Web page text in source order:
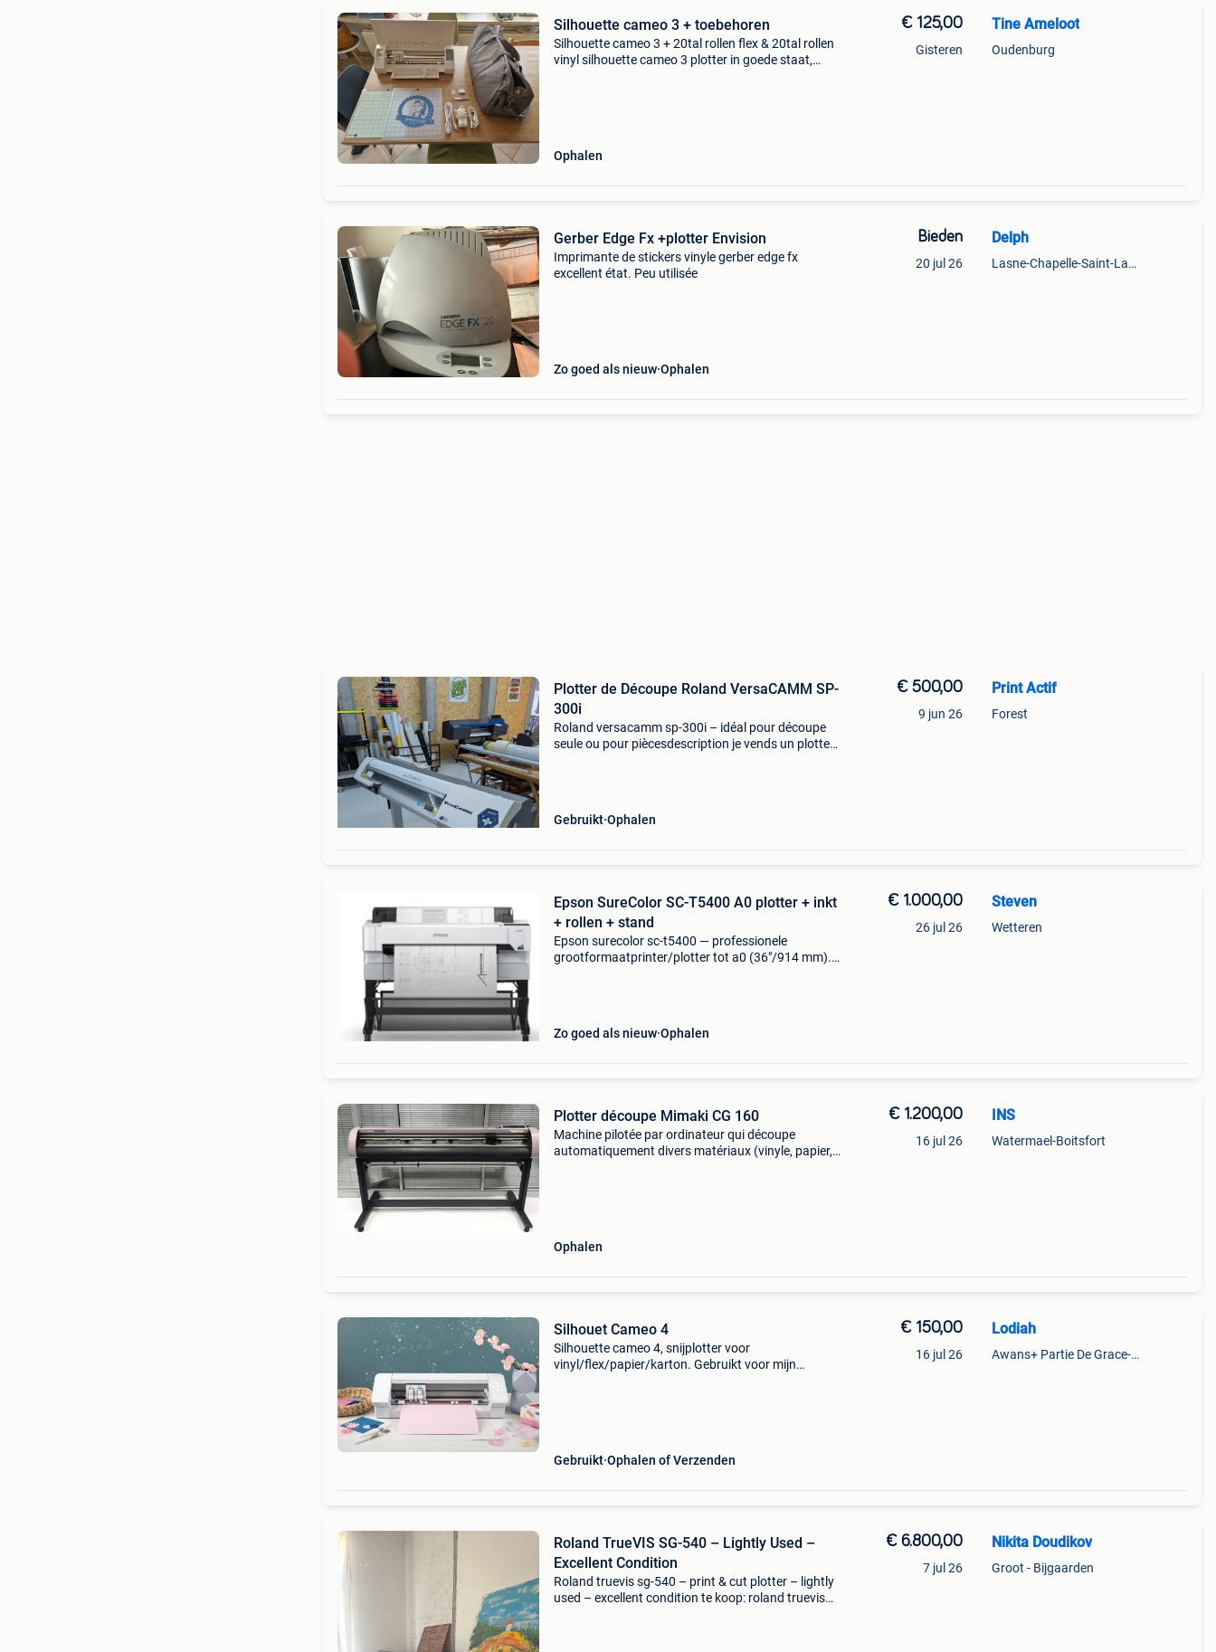
Silhouette cameo 3 + toebehoren
Silhouette cameo 3 + 20tal rollen flex & 20tal rollen
vinyl silhouette cameo 3 plotter in goede staat,
Ophalen
€ 125,00
Gisteren
Tine Ameloot
Oudenburg
Gerber Edge Fx +plotter Envision
Imprimante de stickers vinyle gerber edge fx
excellent état. Peu utilisée
Zo goed als nieuw Ophalen
Bieden
20 jul 26
Delph
Lasne-Chapelle-Saint-Lambert
Plotter de Découpe Roland VersaCAMM SP-
300i
Roland versacamm sp-300i – idéal pour découpe
seule ou pour piècesdescription je vends un plotter
Gebruikt Ophalen
€ 500,00
9 jun 26
Print Actif
Forest
Epson SureColor SC-T5400 A0 plotter + inkt
+ rollen + stand
Epson surecolor sc-t5400 — professionele
grootformaatprinter/plotter tot a0 (36"/914 mm).
Zo goed als nieuw Ophalen
€ 1.000,00
26 jul 26
Steven
Wetteren
Plotter découpe Mimaki CG 160
Machine pilotée par ordinateur qui découpe
automatiquement divers matériaux (vinyle, papier,
Ophalen
€ 1.200,00
16 jul 26
INS
Watermael-Boitsfort
Silhouet Cameo 4
Silhouette cameo 4, snijplotter voor
vinyl/flex/papier/karton. Gebruikt voor mijn
Gebruikt Ophalen of Verzenden
€ 150,00
16 jul 26
Lodiah
Awans+ Partie De Grace-Hollogne
Roland TrueVIS SG-540 – Lightly Used –
Excellent Condition
Roland truevis sg-540 – print & cut plotter – lightly
used – excellent condition te koop: roland truevis
€ 6.800,00
7 jul 26
Nikita Doudikov
Groot - Bijgaarden